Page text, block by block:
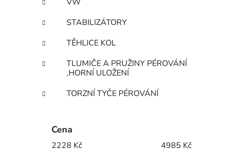
STABILIZÁTORY
TĚHLICE KOL
TLUMIČE A PRUŽINY PÉROVÁNÍ
,HORNÍ ULOŽENÍ
TORZNÍ TYČE PÉROVÁNÍ
Cena
2228 Kč 4985 Kč